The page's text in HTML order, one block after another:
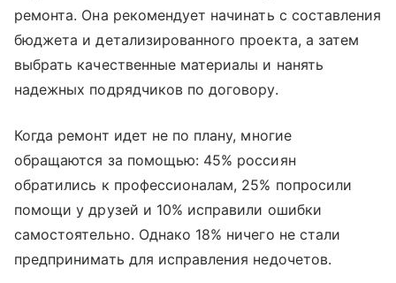
ремонта. Она рекомендует начинать с составления
бюджета и детализированного проекта, а затем
выбрать качественные материалы и нанять
надежных подрядчиков по договору.
Когда ремонт идет не по плану, многие
обращаются за помощью: 45% россиян
обратились к профессионалам, 25% попросили
помощи у друзей и 10% исправили ошибки
самостоятельно. Однако 18% ничего не стали
предпринимать для исправления недочетов.